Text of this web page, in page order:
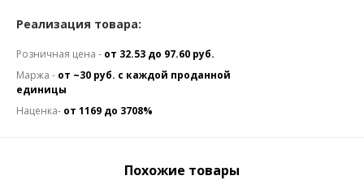
Реализация товара:
Розничная цена - от 32.53 до 97.60 руб.
Маржа - от ~30 руб. с каждой проданной
единицы
Наценка- от 1169 до 3708%
Похожие товары